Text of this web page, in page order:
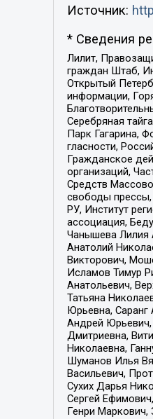
Источник:
* Сведения
Лилит,
граждан Штаб,
Открытый
информации,
Серебряная
Парк Гагарина,
гласности,
Гражданское
организаций,
Средств
свободы прессы,
РУ, Институт
ассоциация,
Чанышева Лилия
Анатолий
Викторович,
Исламов Тимур
Анатольевич,
Татьяна
Юрьевна, Саранг
Андрей Юрьевич,
Дмитриевна,
Николаевна,
Шуманов Илья
Васильевич,
Сухих Дарья
Сергей
Генри Маркович,